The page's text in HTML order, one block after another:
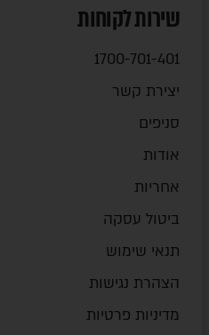
שירות לקוחות
1700-701-401
יצירת קשר
סניפים
אודות
אחריות
ביטול עסקה
תנאי שימוש
הצהרת נגישות
מדיניות פרטיות